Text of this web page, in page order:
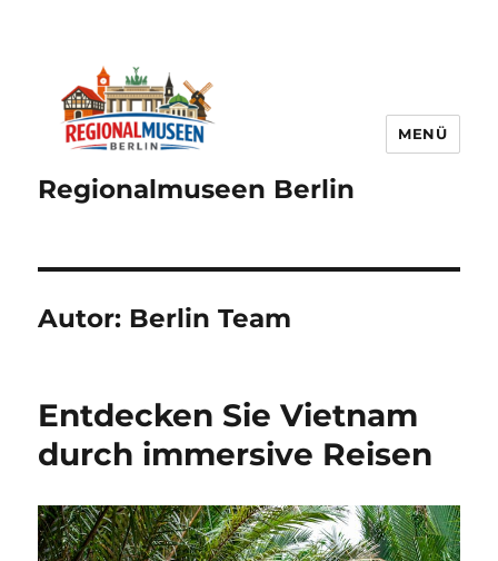
Regionalmuseen Berlin
MENÜ
Autor: Berlin Team
Entdecken Sie Vietnam
durch immersive Reisen